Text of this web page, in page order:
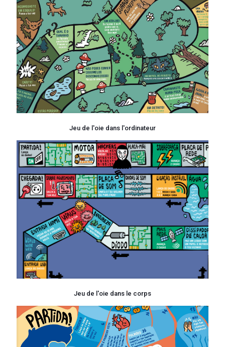
Jeu de l'oie dans l'ordinateur
Jeu de l'oie dans le corps